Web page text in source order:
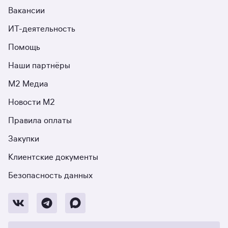
Вакансии
ИТ-деятельность
Помощь
Наши партнёры
М2 Медиа
Новости М2
Правила оплаты
Закупки
Клиентские документы
Безопасность данных